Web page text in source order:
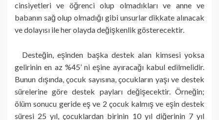
cinsiyetleri ve öğrenci olup olmadıkları ve anne ve
babanın sağ olup olmadığı gibi unsurlar dikkate alınacak
ve dolayısı ile her olayda değişkenlik gösterecektir.
Desteğin, eşinden başka destek alan kimsesi yoksa
gelirinin en az %45’ ni eşine ayıracağı kabul edilmelidir.
Bunun dışında, çocuk sayısına, çocukların yaşı ve destek
sürelerine göre destek payları değişecektir. Örneğin;
ölüm sonucu geride eş ve 2 çocuk kalmış ve eşin destek
süresi 25 yıl, çocuklardan birinin 10 yıl diğerinin 7 yıl